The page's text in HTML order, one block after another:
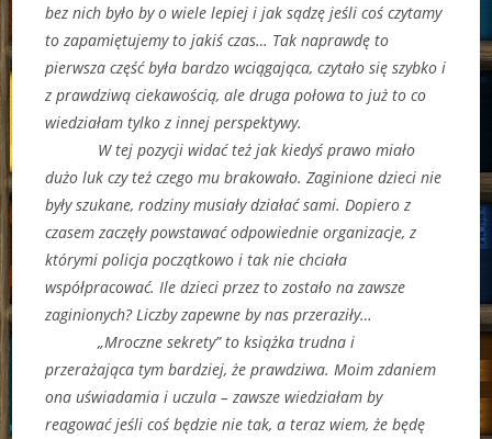
bez nich było by o wiele lepiej i jak sądzę jeśli coś czytamy
to zapamiętujemy to jakiś czas… Tak naprawdę to
pierwsza część była bardzo wciągająca, czytało się szybko i
z prawdziwą ciekawością, ale druga połowa to już to co
wiedziałam tylko z innej perspektywy.
W tej pozycji widać też jak kiedyś prawo miało
dużo luk czy też czego mu brakowało. Zaginione dzieci nie
były szukane, rodziny musiały działać sami. Dopiero z
czasem zaczęły powstawać odpowiednie organizacje, z
którymi policja początkowo i tak nie chciała
współpracować. Ile dzieci przez to zostało na zawsze
zaginionych? Liczby zapewne by nas przeraziły…
„Mroczne sekrety” to książka trudna i
przerażająca tym bardziej, że prawdziwa. Moim zdaniem
ona uświadamia i uczula – zawsze wiedziałam by
reagować jeśli coś będzie nie tak, a teraz wiem, że będę